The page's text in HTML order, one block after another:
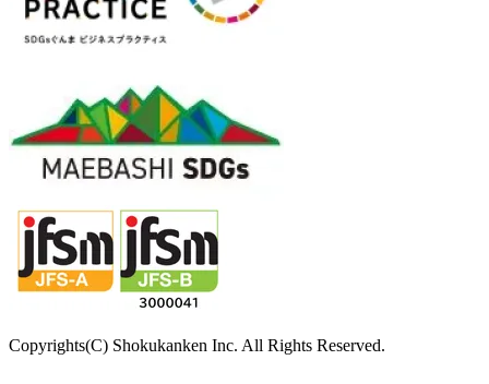
Copyrights(C) Shokukanken Inc. All Rights Reserved.